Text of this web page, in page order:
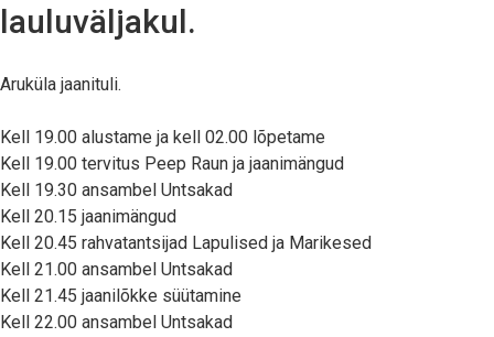
lauluväljakul.
Aruküla jaanituli.
Kell 19.00 alustame ja kell 02.00 lõpetame
Kell 19.00 tervitus Peep Raun ja jaanimängud
Kell 19.30 ansambel Untsakad
Kell 20.15 jaanimängud
Kell 20.45 rahvatantsijad Lapulised ja Marikesed
Kell 21.00 ansambel Untsakad
Kell 21.45 jaanilõkke süütamine
Kell 22.00 ansambel Untsakad